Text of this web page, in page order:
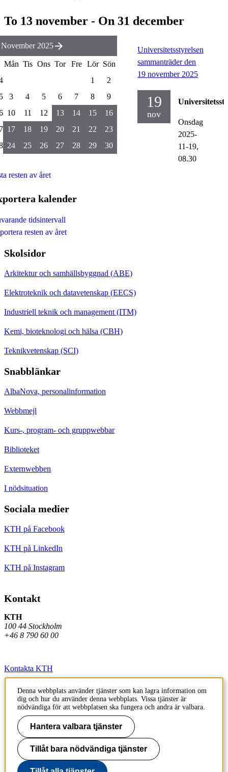
To 13 november - On 31 december
Universitetsstyrelsen
sammanträder den
19 november 2025
19
nov
Onsdag
2025-
11-19,
08.30
November 2025
Mån Tis Ons Tor Fre Lör Sön
1
2
3 4 5 6 7 8
9
10 11 12 13 14 15
16
17 18 19 20 21 22
23
24 25 26 27 28 29 30
resten av året
kalender
tidsintervall
resten av året
Skolsidor
Arkitektur och samhällsbyggnad (ABE)
Elektroteknik och datavetenskap (EECS)
Industriell teknik och management (ITM)
Kemi, bioteknologi och hälsa (CBH)
Teknikvetenskap (SCI)
Snabblänkar
AlbaNova, personalinformation
Webbmejl
Kurs-, program- och gruppwebbar
Biblioteket
Externwebben
I nödsituation
Sociala medier
KTH på Facebook
KTH på LinkedIn
KTH på Instagram
Kontakt
KTH
100 44 Stockholm
+46 8 790 60 00
Kontakta KTH
Jobba på KTH
Press och media
Faktura och betalning KTH
Om KTH:s webbplatser
Tillgänglighetsredogörelse
Denna webbplats använder tjänster som kan lagra information om
dig och hur du använder denna webbplats. Vissa tjänster är
nödvändiga för att webbplatsen ska fungera och andra är valbara.
Hantera valbara tjänster
Tillåt bara nödvändiga tjänster